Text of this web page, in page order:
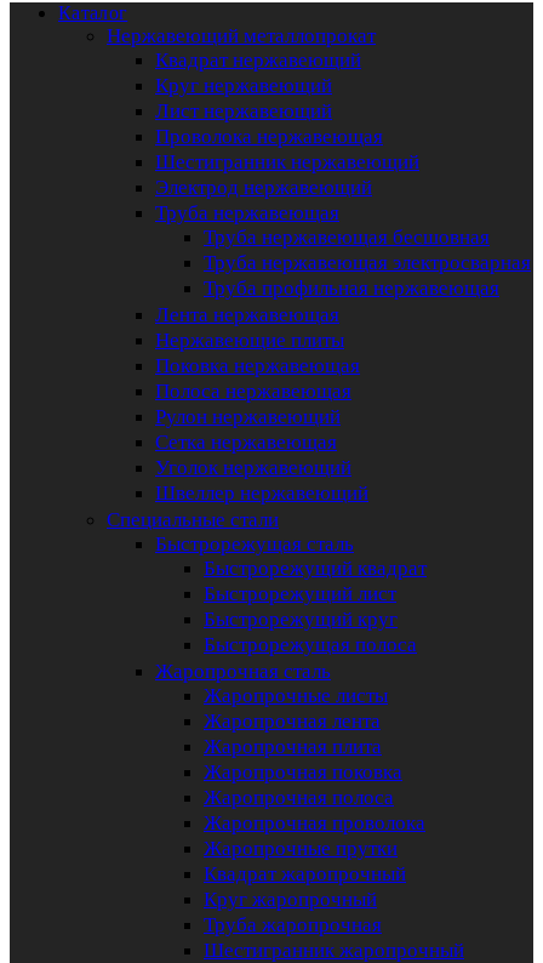
Каталог
Нержавеющий металлопрокат
Квадрат нержавеющий
Круг нержавеющий
Лист нержавеющий
Проволока нержавеющая
Шестигранник нержавеющий
Электрод нержавеющий
Труба нержавеющая
Труба нержавеющая бесшовная
Труба нержавеющая электросварная
Труба профильная нержавеющая
Лента нержавеющая
Нержавеющие плиты
Поковка нержавеющая
Полоса нержавеющая
Рулон нержавеющий
Сетка нержавеющая
Уголок нержавеющий
Швеллер нержавеющий
Специальные стали
Быстрорежущая сталь
Быстрорежущий квадрат
Быстрорежущий лист
Быстрорежущий круг
Быстрорежущая полоса
Жаропрочная сталь
Жаропрочные листы
Жаропрочная лента
Жаропрочная плита
Жаропрочная поковка
Жаропрочная полоса
Жаропрочная проволока
Жаропрочные прутки
Квадрат жаропрочный
Круг жаропрочный
Труба жаропрочная
Шестигранник жаропрочный